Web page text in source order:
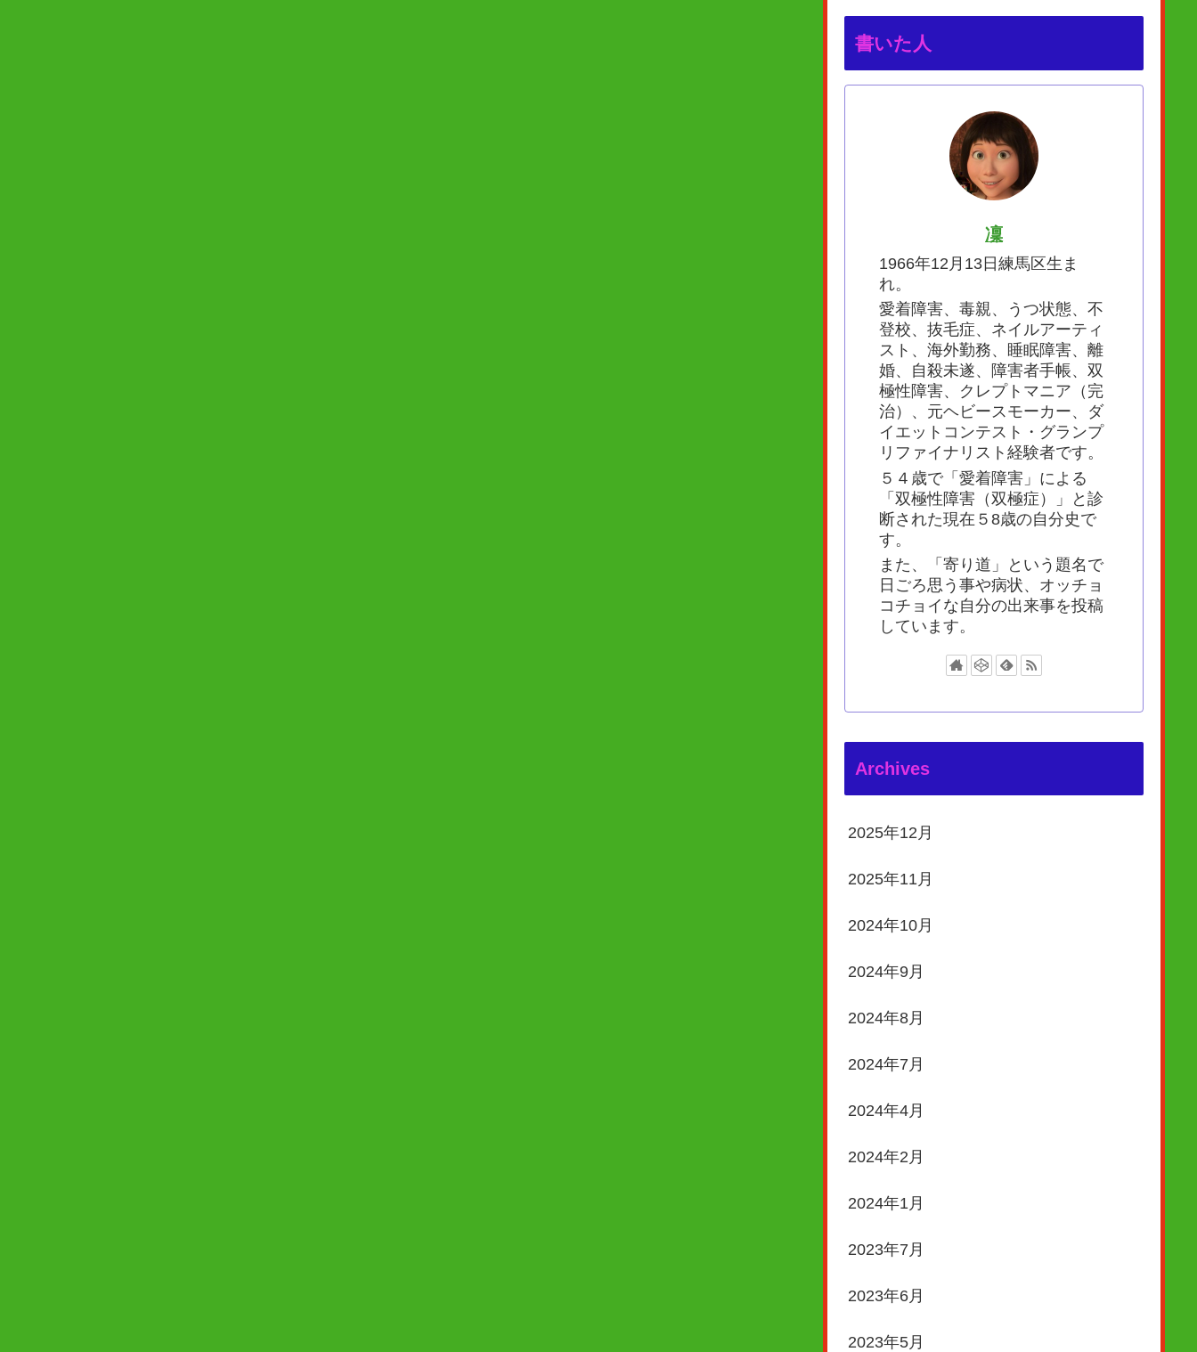
書いた人
凜
1966年12月13日練馬区生ま
れ。
愛着障害、毒親、うつ状態、不
登校、抜毛症、ネイルアーティ
スト、海外勤務、睡眠障害、離
婚、自殺未遂、障害者手帳、双
極性障害、クレプトマニア（完
治）、元ヘビースモーカー、ダ
イエットコンテスト・グランプ
リファイナリスト経験者です。
５４歳で「愛着障害」による
「双極性障害（双極症）」と診
断された現在５8歳の自分史で
す。
また、「寄り道」という題名で
日ごろ思う事や病状、オッチョ
コチョイな自分の出来事を投稿
しています。
Archives
2025年12月
2025年11月
2024年10月
2024年9月
2024年8月
2024年7月
2024年4月
2024年2月
2024年1月
2023年7月
2023年6月
2023年5月